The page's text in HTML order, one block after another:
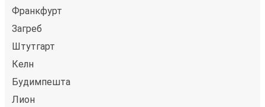
Франкфурт
Загреб
Штутгарт
Келн
Будимпешта
Лион